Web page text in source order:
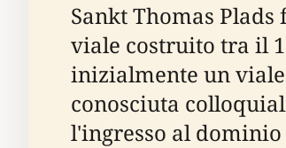
Sankt Thomas
viale costruito tra il
inizialmente un
conosciuta
l'ingresso al dominio